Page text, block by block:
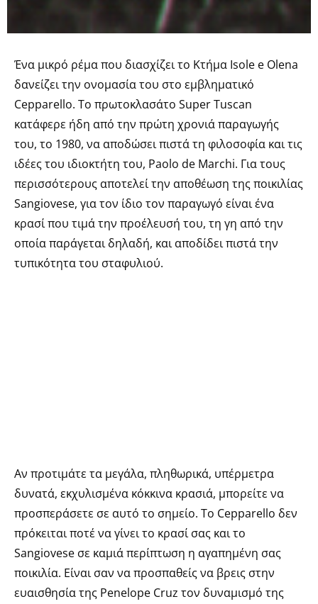
Ένα μικρό ρέμα που διασχίζει το Κτήμα Isole e Olena
δανείζει την ονομασία του στο εμβληματικό
Cepparello. Το πρωτοκλασάτο Super Tuscan
κατάφερε ήδη από την πρώτη χρονιά παραγωγής
του, το 1980, να αποδώσει πιστά τη φιλοσοφία και τις
ιδέες του ιδιοκτήτη του, Paolo de Marchi. Για τους
περισσότερους αποτελεί την αποθέωση της ποικιλίας
Sangiovese, για τον ίδιο τον παραγωγό είναι ένα
κρασί που τιμά την προέλευσή του, τη γη από την
οποία παράγεται δηλαδή, και αποδίδει πιστά την
τυπικότητα του σταφυλιού.
Αν προτιμάτε τα μεγάλα, πληθωρικά, υπέρμετρα
δυνατά, εκχυλισμένα κόκκινα κρασιά, μπορείτε να
προσπεράσετε σε αυτό το σημείο. Το Cepparello δεν
πρόκειται ποτέ να γίνει το κρασί σας και το
Sangiovese σε καμιά περίπτωση η αγαπημένη σας
ποικιλία. Είναι σαν να προσπαθείς να βρεις στην
ευαισθησία της Penelope Cruz τον δυναμισμό της